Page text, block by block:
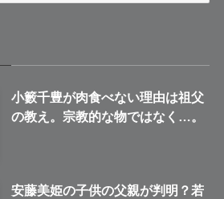
小籔千豊が肉食べない理由は祖父
の教え。宗教的な物ではなく…。
安藤美姫の子供の父親が判明？若